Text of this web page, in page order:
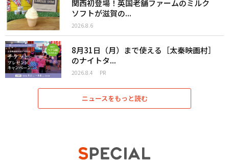
関西初登場！英国老舗ファームのミルク
ソフトが滋賀の...
2026.8.6
8月31日（月）まで使える［太秦映画村］
のナイトタ...
2026.8.4 PR
ニュースをもっと読む